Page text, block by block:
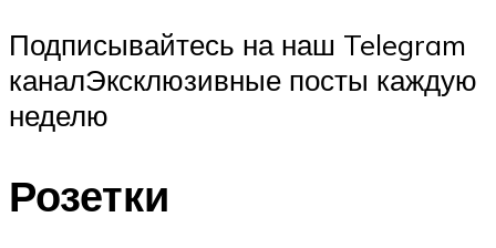
Подписывайтесь на наш Telegram
каналЭксклюзивные посты каждую
неделю
Розетки